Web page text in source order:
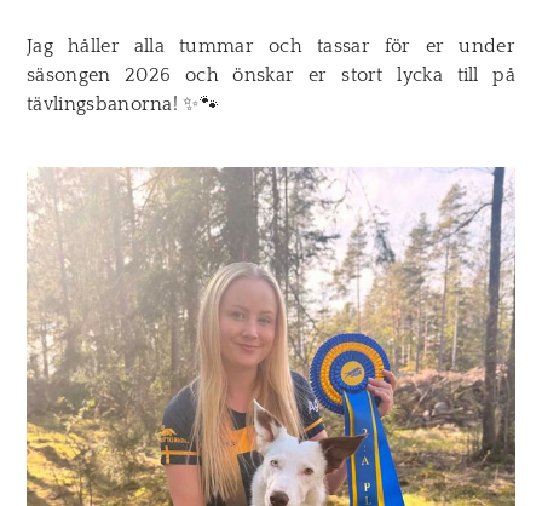
Jag håller alla tummar och tassar för er under
säsongen 2026 och önskar er stort lycka till på
tävlingsbanorna! ✨🐾